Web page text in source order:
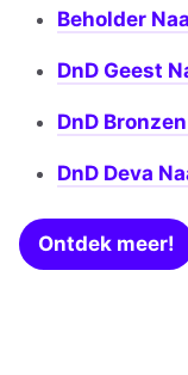
Beholder
DnD Geest
DnD
DnD Deva
Ontdek meer!